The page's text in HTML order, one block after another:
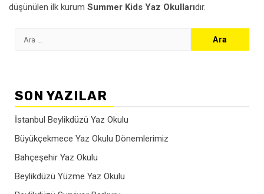
düşünülen ilk kurum Summer Kids Yaz Okullarıdır.
SON YAZILAR
İstanbul Beylikdüzü Yaz Okulu
Büyükçekmece Yaz Okulu Dönemlerimiz
Bahçeşehir Yaz Okulu
Beylikdüzü Yüzme Yaz Okulu